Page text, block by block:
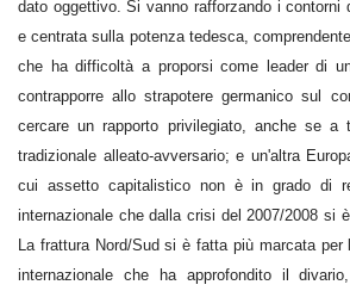
dato oggettivo. Si vanno rafforzando i contorni
e centrata sulla potenza tedesca,
che ha difficoltà a proporsi come leader di
contrapporre allo strapotere germanico sul
cercare un rapporto privilegiato, anche se a
tradizionale alleato-avversario; e un'altra
cui assetto capitalistico non è in grado di
internazionale che dalla crisi del 2007/2008 si
La frattura Nord/Sud si è fatta più marcata per
internazionale che ha approfondito il